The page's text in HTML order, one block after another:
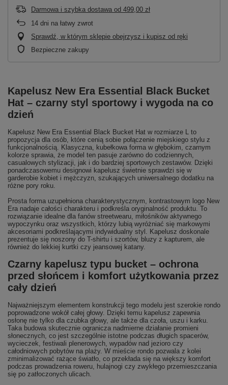
Darmowa i szybka dostawa od 499,00 zł
14 dni na łatwy zwrot
Sprawdź, w którym sklepie obejrzysz i kupisz od ręki
Bezpieczne zakupy
Kapelusz New Era Essential Black Bucket
Hat – czarny styl sportowy i wygoda na co
dzień
Kapelusz New Era Essential Black Bucket Hat w rozmiarze L to
propozycja dla osób, które cenią sobie połączenie miejskiego stylu z
funkcjonalnością. Klasyczna, kubełkowa forma w głębokim, czarnym
kolorze sprawia, że model ten pasuje zarówno do codziennych,
casualowych stylizacji, jak i do bardziej sportowych zestawów. Dzięki
ponadczasowemu designowi kapelusz świetnie sprawdzi się w
garderobie kobiet i mężczyzn, szukających uniwersalnego dodatku na
różne pory roku.
Prosta forma uzupełniona charakterystycznym, kontrastowym logo New
Era nadaje całości charakteru i podkreśla oryginalność produktu. To
rozwiązanie idealne dla fanów streetwearu, miłośników aktywnego
wypoczynku oraz wszystkich, którzy lubią wyróżniać się markowymi
akcesoriami podkreślającymi indywidualny styl. Kapelusz doskonale
prezentuje się noszony do T-shirtu i szortów, bluzy z kapturem, ale
również do lekkiej kurtki czy jeansowej katany.
Czarny kapelusz typu bucket – ochrona
przed słońcem i komfort użytkowania przez
cały dzień
Najważniejszym elementem konstrukcji tego modelu jest szerokie rondo
poprowadzone wokół całej głowy. Dzięki temu kapelusz zapewnia
osłonę nie tylko dla czubka głowy, ale także dla czoła, uszu i karku.
Taka budowa skutecznie ogranicza nadmierne działanie promieni
słonecznych, co jest szczególnie istotne podczas długich spacerów,
wycieczek, festiwali plenerowych, wypadów nad jezioro czy
całodniowych pobytów na plaży. W mieście rondo pozwala z kolei
zminimalizować rażące światło, co przekłada się na większy komfort
podczas prowadzenia roweru, hulajnogi czy zwykłego przemieszczania
się po zatłoczonych ulicach.